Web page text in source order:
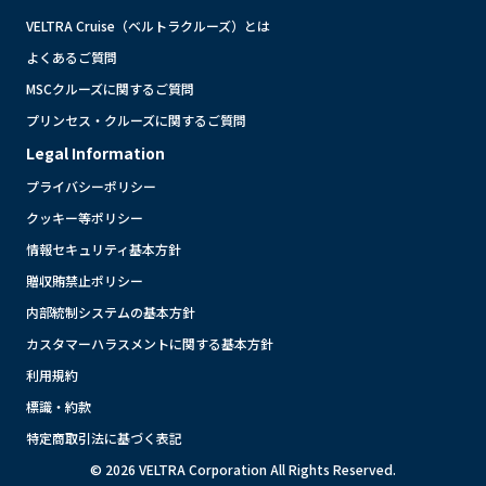
VELTRA Cruise（ベルトラクルーズ）とは
よくあるご質問
MSCクルーズに関するご質問
プリンセス・クルーズに関するご質問
Legal Information
プライバシーポリシー
クッキー等ポリシー
情報セキュリティ基本方針
贈収賄禁止ポリシー
内部統制システムの基本方針
カスタマーハラスメントに関する基本方針
利用規約
標識・約款
特定商取引法に基づく表記
© 2026 VELTRA Corporation All Rights Reserved.